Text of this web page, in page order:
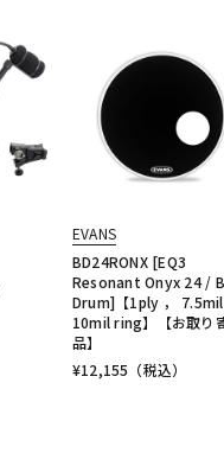
EVANS
BD24RONX [EQ3
Resonant Onyx 24 /
Drum]【1ply ，
10mil ring】【お取り
品】
¥12,155 （税込）